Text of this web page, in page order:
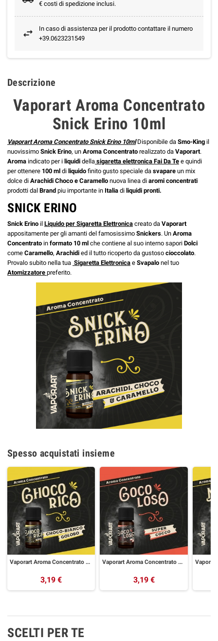
€ costi di spedizione inclusi.
In caso di assistenza per il prodotto contattare il numero
+39.0623231549
Descrizione
Vaporart Aroma Concentrato
Snick Erino 10ml
Vaporart Aroma Concentrato Snick Erino 10mlDisponibile da Smo-King il
nuovissimo Snick Erino, un Aroma Concentrato realizzato da Vaporart.
Aroma indicato per i liquidi della sigaretta elettronica Fai Da Te e quindi
per ottenere 100 ml di liquido finito gusto speciale da svapare un mix
dolce di Arachidi Choco e Caramello nuova linea di aromi concentrati
prodotti dal Brand piu importante in Italia di liquidi pronti.
SNICK ERINO
Snick Erino il Liquido per Sigaretta Elettronica creato da Vaporart
appositamente per gli amanti del famosissimo Snickers. Un Aroma
Concentrato in formato 10 ml che contiene al suo interno sapori Dolci
come Caramello, Arachidi ed il tutto ricoperto da gustoso cioccolato.
Provalo subito nella tua Sigaretta Elettronica e Svapalo nel tuo
Atomizzatore preferito.
Spesso acquistati insieme
Vaporart Aroma Concentrato Choco Rico 10ml
3,19 €
Vaporart Aroma Concentrato Coco Loso 10ml
3,19 €
SCELTI PER TE